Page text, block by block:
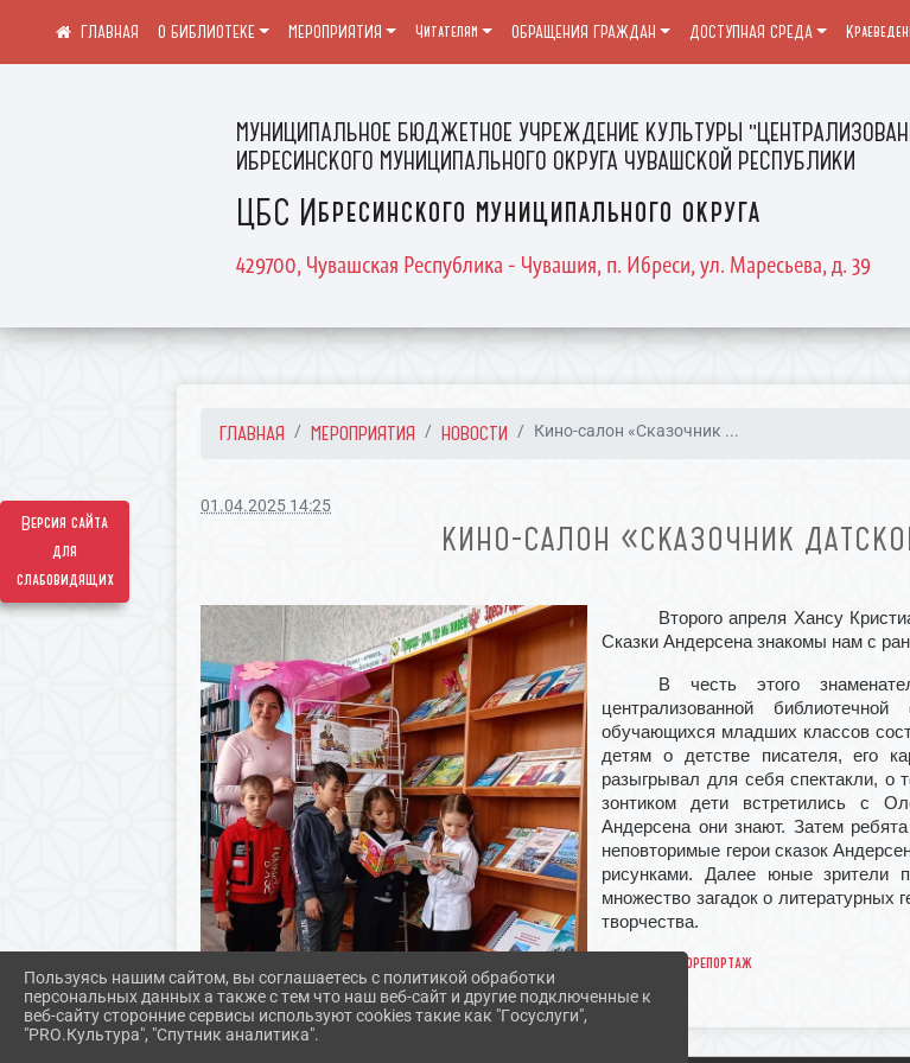
Версия сайта
для
слабовидящих
МУНИЦИПАЛЬНОЕ БЮДЖЕТНОЕ УЧРЕЖДЕНИЕ КУЛЬТУРЫ
ИБРЕСИНСКОГО МУНИЦИПАЛЬНОГО ОКРУГА ЧУВАШСКОЙ РЕСПУБЛИКИ
ЦБС Ибресинского муниципального округа
429700, Чувашская Республика - Чувашия, п. Ибреси, ул. Маресьева, д. 39
О БИБЛИОТЕКЕ МЕРОПРИЯТИЯ Читателям ОБРАЩЕНИЯ ГРАЖДАН ДОСТУПНАЯ СРЕДА
ГЛАВНАЯ МЕРОПРИЯТИЯ НОВОСТИ Кино-салон «Сказочник ...
01.04.2025 14:25
КИНО-САЛОН «СКАЗОЧНИК
Второго апреля Хансу
Сказки Андерсена знакомы нам с
В честь этого
централизованной
обучающихся младших классов
детям о детстве писателя, его
разыгрывал для себя спектакли,
зонтиком дети встретились с
Андерсена они знают. Затем
неповторимые герои сказок
рисунками. Далее юные зрители
множество загадок о литературных
творчества.
Фоторепортаж
Пользуясь нашим сайтом, вы соглашаетесь с политикой обработки
персональных данных а также с тем что наш веб-сайт и другие подключенные к
веб-сайту сторонние сервисы используют cookies такие как "Госуслуги",
"PRO.Культура", "Спутник аналитика".